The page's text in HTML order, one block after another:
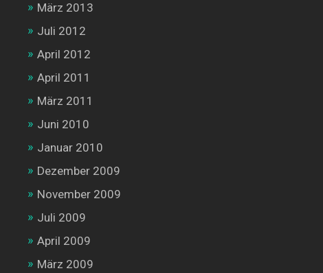
März 2013
Juli 2012
April 2012
April 2011
März 2011
Juni 2010
Januar 2010
Dezember 2009
November 2009
Juli 2009
April 2009
März 2009